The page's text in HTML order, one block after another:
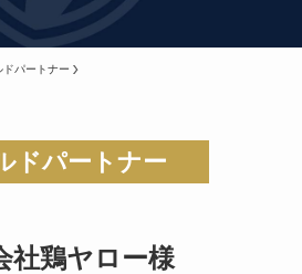
ドパートナー
ドパートナー
社鶏ヤロー様